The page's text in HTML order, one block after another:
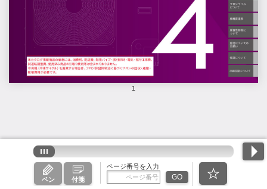
1
ペン 付箋
ページ番号を入力
GO